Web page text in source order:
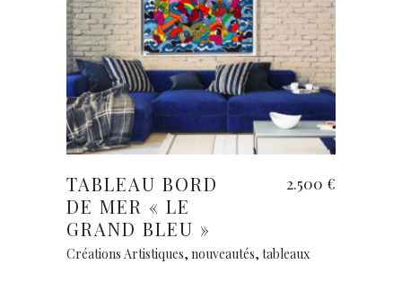
Ajouter au panier
TABLEAU BORD
DE MER « LE
GRAND BLEU »
2.500 €
Créations Artistiques, nouveautés, tableaux